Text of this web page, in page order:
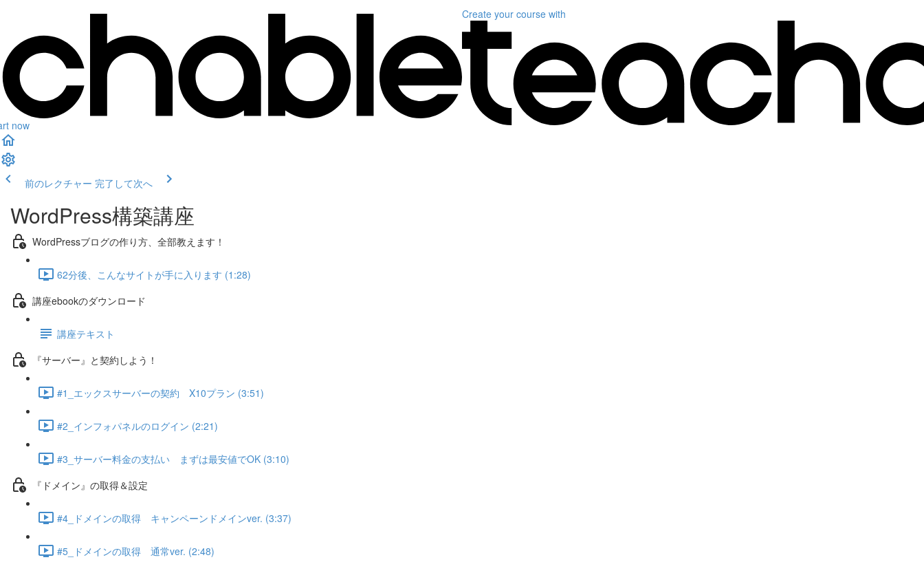
now
Create your course with
前のレクチャー 完了して次へ
WordPress構築講座
WordPressブログの作り方、全部教えます！
62分後、こんなサイトが手に入ります (1:28)
講座ebookのダウンロード
講座テキスト
『サーバー』と契約しよう！
#1_エックスサーバーの契約 X10プラン (3:51)
#2_インフォパネルのログイン (2:21)
#3_サーバー料金の支払い まずは最安値でOK (3:10)
『ドメイン』の取得＆設定
#4_ドメインの取得 キャンペーンドメインver. (3:37)
#5_ドメインの取得 通常ver. (2:48)